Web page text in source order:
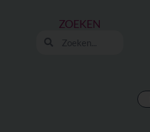
ZOEKEN
ZoekenZoeken